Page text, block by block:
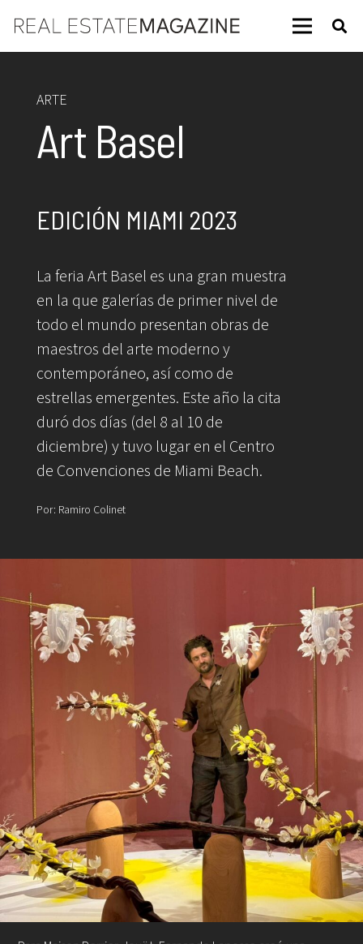
ARTE
Art Basel
EDICIÓN MIAMI 2023
La feria Art Basel es una gran muestra
en la que galerías de primer nivel de
todo el mundo presentan obras de
maestros del arte moderno y
contemporáneo, así como de
estrellas emergentes. Este año la cita
duró dos días (del 8 al 10 de
diciembre) y tuvo lugar en el Centro
de Convenciones de Miami Beach.
Por: Ramiro Colinet